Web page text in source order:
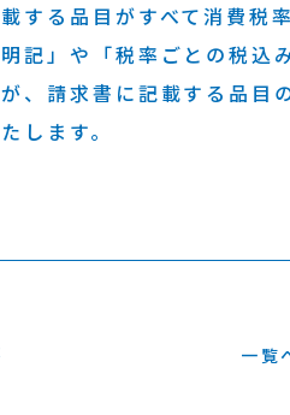
する品目がすべて消費税
記」や「税率ごとの税込
、請求書に記載する品目
します。
一覧